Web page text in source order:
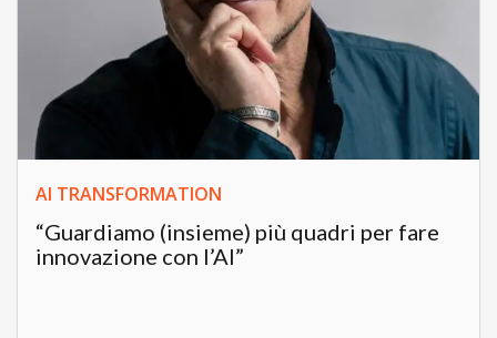
AI TRANSFORMATION
“Guardiamo (insieme) più quadri per fare
innovazione con l’AI”